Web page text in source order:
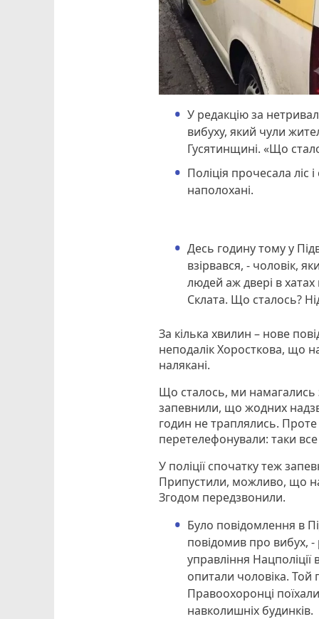
У редакцію за
вибуху, який чули
Гусятинщині. «Що
Поліція прочесала ліс
наполохані.
Десь годину тому у
взірвався, - чоловік,
людей аж двері в
Склата. Що сталось?
За кілька хвилин – нове
неподалік Хоросткова, що
налякані.
Що сталось, ми намагались
запевнили, що жодних
годин не траплялись.
перетелефонували: таки
У поліції спочатку теж
Припустили, можливо, що
Згодом передзвонили.
Було повідомлення в
повідомив про вибух, -
управління Нацполіції
опитали чоловіка. Той
Правоохоронці
навколишніх будинків.